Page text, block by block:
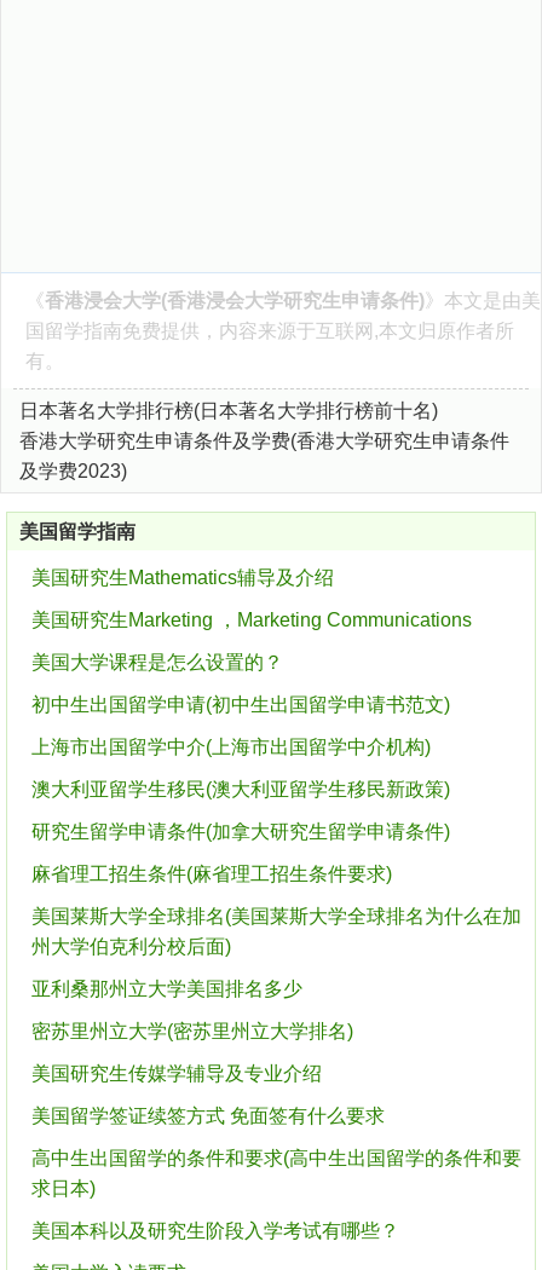
《香港浸会大学(香港浸会大学研究生申请条件)》本文是由美
国留学指南免费提供，内容来源于互联网,本文归原作者所
有。
日本著名大学排行榜(日本著名大学排行榜前十名)
香港大学研究生申请条件及学费(香港大学研究生申请条件
及学费2023)
美国留学指南
美国研究生Mathematics辅导及介绍
美国研究生Marketing ，Marketing Communications
美国大学课程是怎么设置的？
初中生出国留学申请(初中生出国留学申请书范文)
上海市出国留学中介(上海市出国留学中介机构)
澳大利亚留学生移民(澳大利亚留学生移民新政策)
研究生留学申请条件(加拿大研究生留学申请条件)
麻省理工招生条件(麻省理工招生条件要求)
美国莱斯大学全球排名(美国莱斯大学全球排名为什么在加
州大学伯克利分校后面)
亚利桑那州立大学美国排名多少
密苏里州立大学(密苏里州立大学排名)
美国研究生传媒学辅导及专业介绍
美国留学签证续签方式 免面签有什么要求
高中生出国留学的条件和要求(高中生出国留学的条件和要
求日本)
美国本科以及研究生阶段入学考试有哪些？